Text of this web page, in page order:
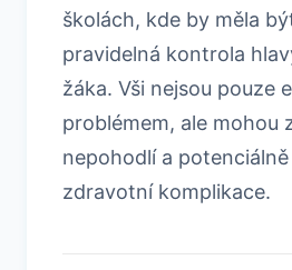
školách, kde by měla
pravidelná kontrola
žáka. Vši nejsou pouze
problémem, ale mohou
nepohodlí a
zdravotní komplikace.